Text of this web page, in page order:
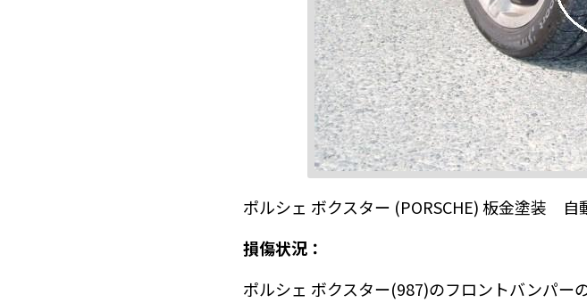
ポルシェ ボクスター (PORSCHE) 板金塗装 自
損傷状況：
ポルシェ ボクスター(987)のフロントバンパー